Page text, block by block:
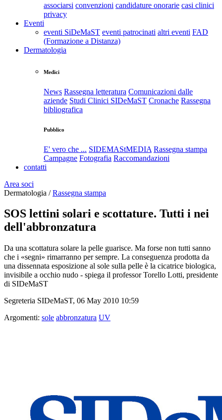
associarsi convenzioni candidature onorarie casi clinici
privacy
Eventi
eventi SiDeMaST eventi patrocinati altri eventi FAD
(Formazione a Distanza)
Dermatologia
Medici
News Rassegna letteratura Comunicazioni dalle
aziende Studi Clinici SIDeMaST Cronache Rassegna
bibliografica
Pubblico
E' vero che ... SIDEMAStMEDIA Rassegna stampa
Campagne Fotografia Raccomandazioni
contatti
Area soci
Dermatologia /Rassegna stampa
SOS lettini solari e scottature. Tutti i nei
dell'abbronzatura
Da una scottatura solare la pelle guarisce. Ma forse non tutti sanno
che i «segni» rimarranno per sempre. La conseguenza prodotta da
una dissennata esposizione al sole sulla pelle è la cicatrice biologica,
invisibile a occhio nudo - spiega il professor Torello Lotti, presidente
di SIDeMaST
Segreteria SIDeMaST, 06 May 2010 10:59
Argomenti: sole abbronzatura UV